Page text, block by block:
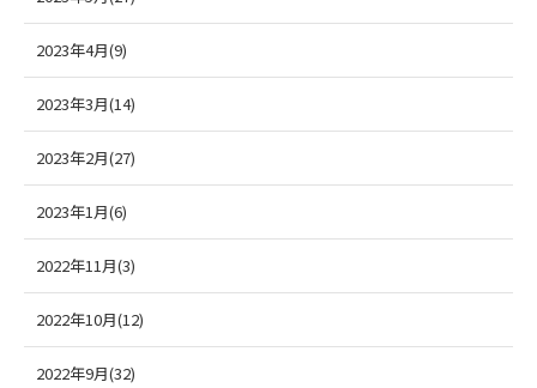
2023年4月(9)
2023年3月(14)
2023年2月(27)
2023年1月(6)
2022年11月(3)
2022年10月(12)
2022年9月(32)